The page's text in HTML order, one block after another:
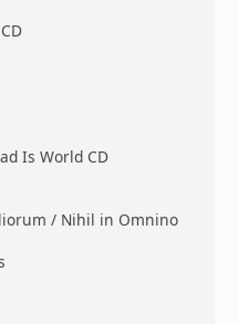
Is World CD
/ Nihil in Omnino